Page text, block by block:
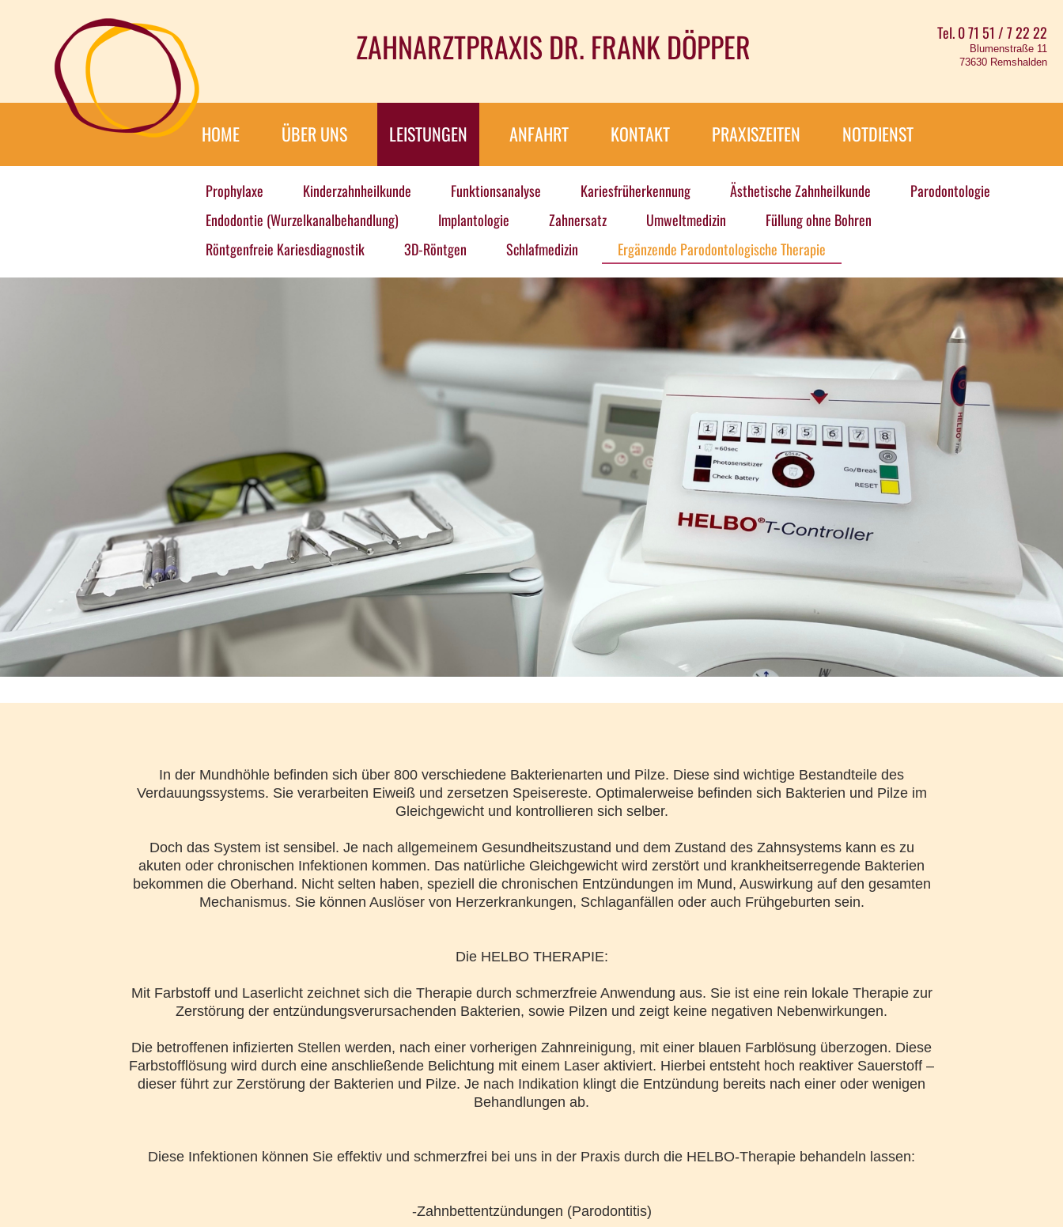
ZAHNARZTPRAXIS DR. FRANK DÖPPER Tel. 0 71 51 / 7 22 22
Blumenstraße 11
73630 Remshalden
HOME ÜBER UNS LEISTUNGEN ANFAHRT KONTAKT PRAXISZEITEN NOTDIENST
Prophylaxe Kinderzahnheilkunde Funktionsanalyse Kariesfrüherkennung Ästhetische Zahnheilkunde
Parodontologie
Endodontie (Wurzelkanalbehandlung)
Implantologie Zahnersatz Umweltmedizin
Füllung ohne Bohren
Röntgenfreie Kariesdiagnostik
3D-Röntgen Schlafmedizin Ergänzende Parodontologische Therapie
In der Mundhöhle befinden sich über 800 verschiedene Bakterienarten und Pilze. Diese sind wichtige Bestandteile des
Verdauungssystems. Sie verarbeiten Eiweiß und zersetzen Speisereste. Optimalerweise befinden sich Bakterien und Pilze im
Gleichgewicht und kontrollieren sich selber.
Doch das System ist sensibel. Je nach allgemeinem Gesundheitszustand und dem Zustand des Zahnsystems kann es zu
akuten oder chronischen Infektionen kommen. Das natürliche Gleichgewicht wird zerstört und krankheitserregende Bakterien
bekommen die Oberhand. Nicht selten haben, speziell die chronischen Entzündungen im Mund, Auswirkung auf den gesamten
Mechanismus. Sie können Auslöser von Herzerkrankungen, Schlaganfällen oder auch Frühgeburten sein.
Die HELBO THERAPIE:
Mit Farbstoff und Laserlicht zeichnet sich die Therapie durch schmerzfreie Anwendung aus. Sie ist eine rein lokale Therapie zur
Zerstörung der entzündungsverursachenden Bakterien, sowie Pilzen und zeigt keine negativen Nebenwirkungen.
Die betroffenen infizierten Stellen werden, nach einer vorherigen Zahnreinigung, mit einer blauen Farblösung überzogen. Diese
Farbstofflösung wird durch eine anschließende Belichtung mit einem Laser aktiviert. Hierbei entsteht hoch reaktiver Sauerstoff –
dieser führt zur Zerstörung der Bakterien und Pilze. Je nach Indikation klingt die Entzündung bereits nach einer oder wenigen
Behandlungen ab.
Diese Infektionen können Sie effektiv und schmerzfrei bei uns in der Praxis durch die HELBO-Therapie behandeln lassen:
-Zahnbettentzündungen (Parodontitis)